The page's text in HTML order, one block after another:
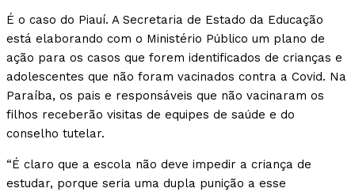
É o caso do Piauí. A Secretaria de Estado da Educação
está elaborando com o Ministério Público um plano de
ação para os casos que forem identificados de crianças e
adolescentes que não foram vacinados contra a Covid. Na
Paraíba, os pais e responsáveis que não vacinaram os
filhos receberão visitas de equipes de saúde e do
conselho tutelar.
“É claro que a escola não deve impedir a criança de
estudar, porque seria uma dupla punição a esse